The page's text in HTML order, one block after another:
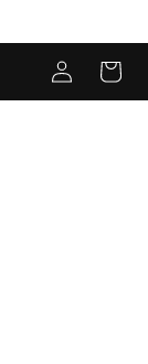
Iniciar sesión